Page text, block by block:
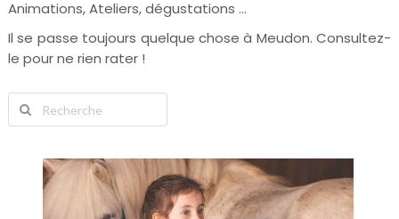
Animations, Ateliers, dégustations …
Il se passe toujours quelque chose à Meudon. Consultez-
le pour ne rien rater !